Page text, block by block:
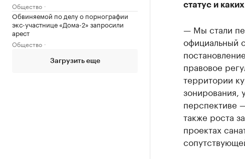
Общество
Обвиняемой по делу о порнографии
экс-участнице «Дома-2» запросили
арест
Общество
Загрузить еще
статус и
— Мы стали
официальный
правовое
территории
зонирования,
перспективе
также роста
проектах